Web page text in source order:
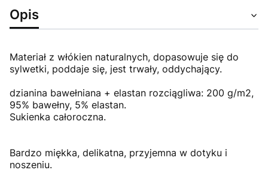
Opis
Materiał z włókien naturalnych, dopasowuje się do
sylwetki, poddaje się, jest trwały, oddychający.
dzianina bawełniana + elastan rozciągliwa: 200 g/m2,
95% bawełny, 5% elastan.
Sukienka całoroczna.
Bardzo miękka, delikatna, przyjemna w dotyku i
noszeniu.